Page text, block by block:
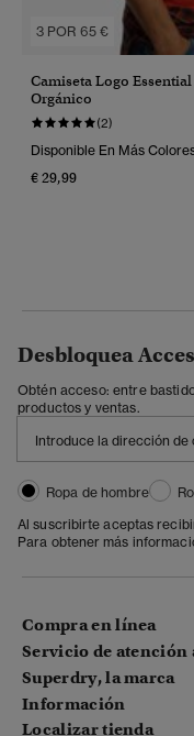
3 POR 65 €
Camiseta Logo
Orgánico
(2)
Disponible En Más
€ 29,99
Desbloquea
Obtén acceso: entre
productos y ventas.
Ropa de hombre
Al suscribirte aceptas
Para obtener más
Compra en línea
Servicio de atención
Superdry, la marca
Información
Localizar tienda